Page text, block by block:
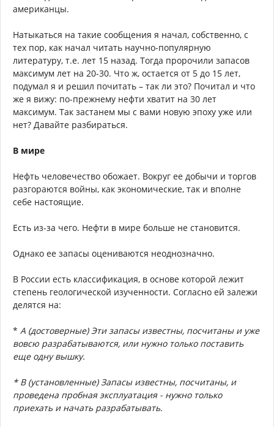
американцы.
Натыкаться на такие сообщения я начал, собственно, с
тех пор, как начал читать научно-популярную
литературу, т.е. лет 15 назад. Тогда пророчили запасов
максимум лет на 20-30. Что ж, остается от 5 до 15 лет,
подумал я и решил почитать – так ли это? Почитал и что
же я вижу: по-прежнему нефти хватит на 30 лет
максимум. Так застанем мы с вами новую эпоху уже или
нет? Давайте разбираться.
В мире
Нефть человечество обожает. Вокруг ее добычи и торгов
разгораются войны, как экономические, так и вполне
себе настоящие.
Есть из-за чего. Нефти в мире больше не становится.
Однако ее запасы оцениваются неоднозначно.
В России есть классификация, в основе которой лежит
степень геологической изученности. Согласно ей залежи
делятся на:
* A (достоверные) Эти запасы известны, посчитаны и уже
вовсю разрабатываются, или нужно только поставить
еще одну вышку.
* B (установленные) Запасы известны, посчитаны, и
проведена пробная эксплуатация - нужно только
приехать и начать разрабатывать.